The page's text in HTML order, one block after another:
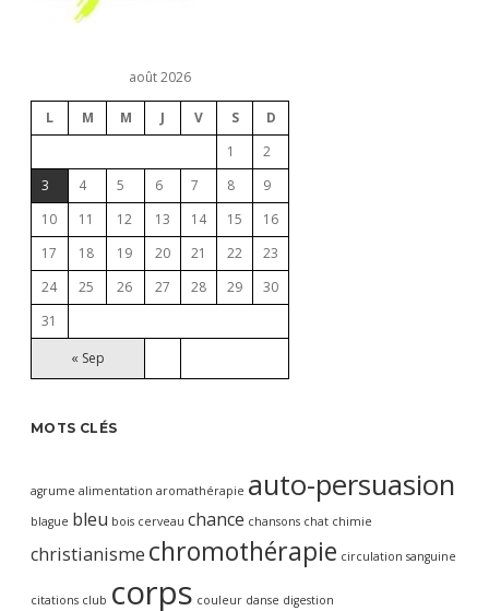
août 2026
L M M J V S D
« Sep
1
2
3
4 5 6 7 8
9
10
11 12 13 14 15
16
17
18 19 20 21 22
23
24
25 26 27 28 29
30
31
MOTS CLÉS
agrume alimentation aromathérapie auto-persuasion
blague bleu bois cerveau chance chansons chat chimie
christianisme chromothérapie circulation sanguine
citations club corps couleur danse digestion